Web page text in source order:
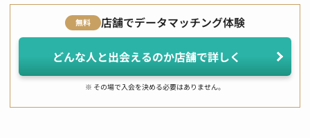
無料 店舗でデータマッチング体験
どんな人と出会えるのか店舗で詳しく
※ その場で入会を決める必要はありません。